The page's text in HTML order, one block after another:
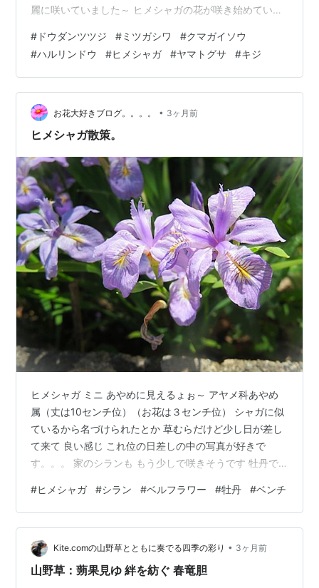
麗に咲いていました～ ヒメシャガの花が咲き始めていま
き始めていました～ エンコウソウ（上）やミツガシワ
（下）の花がたくさん咲いていました～ ツクバネソウが
目立たない花を咲かせていました～ ヤマトグサが面白い
形の花を咲かせていました～～ クマガイソウの花が見頃
を迎えていました～ その横ではムサシアブミの花も咲い
ていました～ ウワミズザクラの花が…
# ドウダンツツジ #ミツガシワ #クマガイソウ
#ハルリンドウ #ヒメシャガ #ヤマトグサ #キジ
お花大好きブログ。。。。 • 3ヶ月前
ヒメシャガ散策。
ヒメシャガ ミニ あやめに見えるょぉ～ アヤメ科あやめ
属（丈は10センチ位）（お花は３センチ位） シャガに似
ているから名づけられたとか 草むらだけど少し日が差し
て来て 良い感じ これ位の日差しの中の写真が好きで
す。。。 家のシランも もう少しで咲きそうです 牡丹で
から咲いていましたが 花壇に植えなおしたら また 綺麗
に咲きました 今日のテーブル花 可愛い ヒメシャガ散策
の途中 ベンチで ちょっと 一休み 次は 何処に行こうか？
考えます(笑) ここで良い 此処に居たい て思う私です。
昨夜から暴風雨でした・・・午前中は８℃ 暖房でしたが
#ヒメシャガ #シラン #ベルフラワー #牡丹 #ベンチ
Kite.comの山野草とともに奏でる四季の彩り • 3ヶ月前
山野草：蒴果見ゆ 絆を紡ぐ 春竜胆